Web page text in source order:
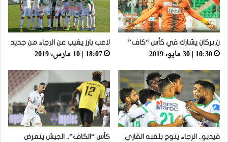
ن.بركان يشارك في كأس “كاف”
10:30 | 30 مايو، 2019
لاعب بارز يغيب عن الرجاء من جديد
18:07 | 10 مارس، 2019
فيديو.. الرجاء يتوج بلقبه القاري
كأس “الكاف”.. الجيش يتعرض